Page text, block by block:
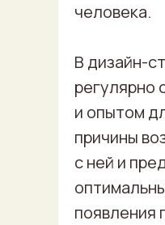
человека.
В дизайн-
регулярно
и опытом
причины
с ней и
появления